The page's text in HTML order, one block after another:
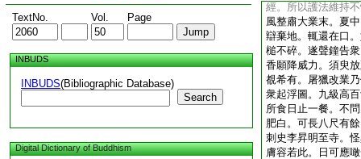
TextNo. Vol. Page
INBUDS
INBUDS(Bibliographic Database)
Search
Digital Dictionary of Buddhism
經。所以護法維持
風整肅大業末。夏
辯棄地。輒還在口
槌不碎。遂聲鐘告
香願降威力。須臾
覩希有。屠獵改業
衆起浮圖。九級高
所食日止一餐。不
肥白。可長八尺有
刺史李昇明至寺。
膚容若此。日可應